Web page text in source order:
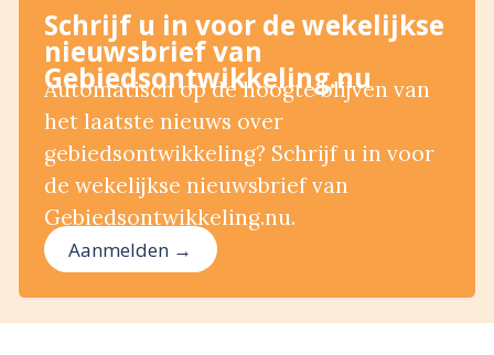
Schrijf u in voor de wekelijkse
nieuwsbrief van
Gebiedsontwikkeling.nu
Automatisch op de hoogte blijven van
het laatste nieuws over
gebiedsontwikkeling? Schrijf u in voor
de wekelijkse nieuwsbrief van
Gebiedsontwikkeling.nu.
Aanmelden →